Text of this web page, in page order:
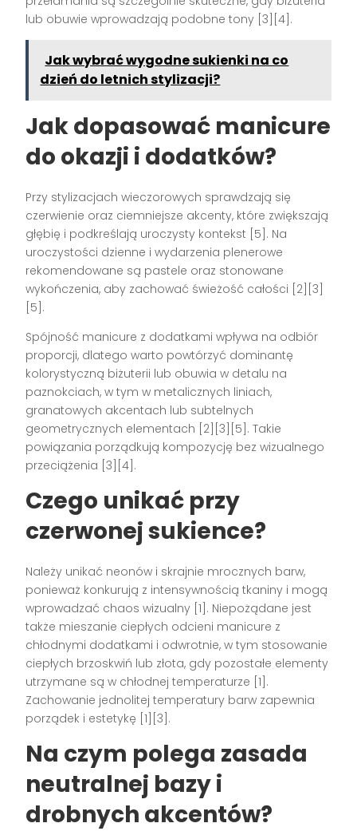
lub obuwie wprowadzają podobne tony [3][4].
Jak wybrać wygodne sukienki na co
dzień do letnich stylizacji?
Jak dopasować manicure
do okazji i dodatków?
Przy stylizacjach wieczorowych sprawdzają się
czerwienie oraz ciemniejsze akcenty, które zwiększają
głębię i podkreślają uroczysty kontekst [5]. Na
uroczystości dzienne i wydarzenia plenerowe
rekomendowane są pastele oraz stonowane
wykończenia, aby zachować świeżość całości [2][3]
[5].
Spójność manicure z dodatkami wpływa na odbiór
proporcji, dlatego warto powtórzyć dominantę
kolorystyczną biżuterii lub obuwia w detalu na
paznokciach, w tym w metalicznych liniach,
granatowych akcentach lub subtelnych
geometrycznych elementach [2][3][5]. Takie
powiązania porządkują kompozycję bez wizualnego
przeciążenia [3][4].
Czego unikać przy
czerwonej sukience?
Należy unikać neonów i skrajnie mrocznych barw,
ponieważ konkurują z intensywnością tkaniny i mogą
wprowadzać chaos wizualny [1]. Niepożądane jest
także mieszanie ciepłych odcieni manicure z
chłodnymi dodatkami i odwrotnie, w tym stosowanie
ciepłych brzoskwiń lub złota, gdy pozostałe elementy
utrzymane są w chłodnej temperaturze [1].
Zachowanie jednolitej temperatury barw zapewnia
porządek i estetykę [1][3].
Na czym polega zasada
neutralnej bazy i
drobnych akcentów?